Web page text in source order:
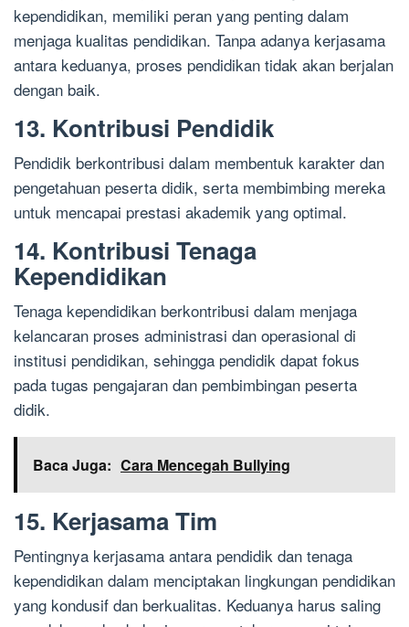
kependidikan, memiliki peran yang penting dalam
menjaga kualitas pendidikan. Tanpa adanya kerjasama
antara keduanya, proses pendidikan tidak akan berjalan
dengan baik.
13. Kontribusi Pendidik
Pendidik berkontribusi dalam membentuk karakter dan
pengetahuan peserta didik, serta membimbing mereka
untuk mencapai prestasi akademik yang optimal.
14. Kontribusi Tenaga
Kependidikan
Tenaga kependidikan berkontribusi dalam menjaga
kelancaran proses administrasi dan operasional di
institusi pendidikan, sehingga pendidik dapat fokus
pada tugas pengajaran dan pembimbingan peserta
didik.
Baca Juga: Cara Mencegah Bullying
15. Kerjasama Tim
Pentingnya kerjasama antara pendidik dan tenaga
kependidikan dalam menciptakan lingkungan pendidikan
yang kondusif dan berkualitas. Keduanya harus saling